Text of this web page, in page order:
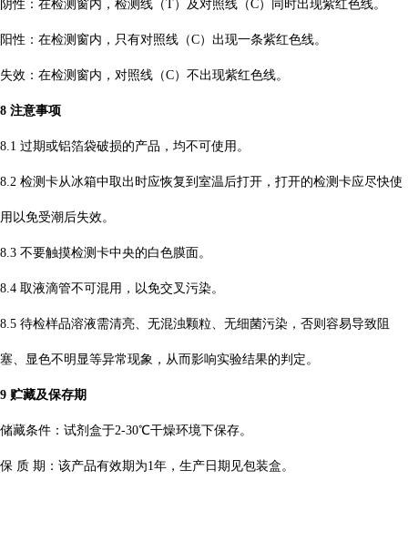
阴性：在检测窗内，检测线（T）及对照线（C）同时出现紫红色线。
阳性：在检测窗内，只有对照线（C）出现一条紫红色线。
失效：在检测窗内，对照线（C）不出现紫红色线。
8 注意事项
8.1 过期或铝箔袋破损的产品，均不可使用。
8.2 检测卡从冰箱中取出时应恢复到室温后打开，打开的检测卡应尽快使
用以免受潮后失效。
8.3 不要触摸检测卡中央的白色膜面。
8.4 取液滴管不可混用，以免交叉污染。
8.5 待检样品溶液需清亮、无混浊颗粒、无细菌污染，否则容易导致阻
塞、显色不明显等异常现象，从而影响实验结果的判定。
9 贮藏及保存期
储藏条件：试剂盒于2-30℃干燥环境下保存。
保 质 期：该产品有效期为1年，生产日期见包装盒。